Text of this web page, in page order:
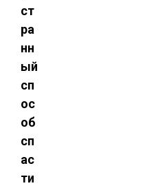
ст
ра
нн
ый
сп
ос
об
сп
ас
ти